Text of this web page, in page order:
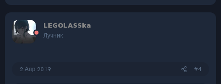
ц
и
LEGOLASSka
Лучник
2 Апр 2019 #4